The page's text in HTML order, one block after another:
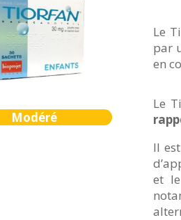
Modéré
Le
par
en
Le
Il
et